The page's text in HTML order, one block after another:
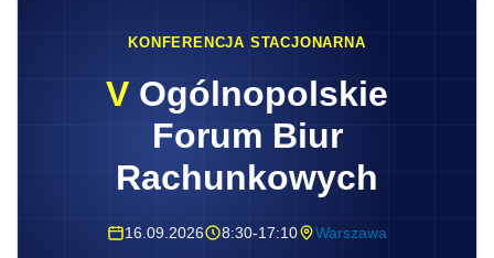
KONFERENCJA STACJONARNA
V Ogólnopolskie
Forum Biur
Rachunkowych
16.09.2026 8:30-17:10 Warszawa